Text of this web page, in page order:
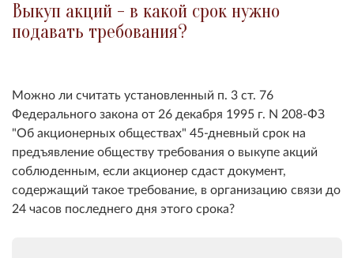
Выкуп акций - в какой срок нужно
подавать требования?
Можно ли считать установленный п. 3 ст. 76
Федерального закона от 26 декабря 1995 г. N 208-ФЗ
"Об акционерных обществах" 45-дневный срок на
предъявление обществу требования о выкупе акций
соблюденным, если акционер сдаст документ,
содержащий такое требование, в организацию связи до
24 часов последнего дня этого срока?